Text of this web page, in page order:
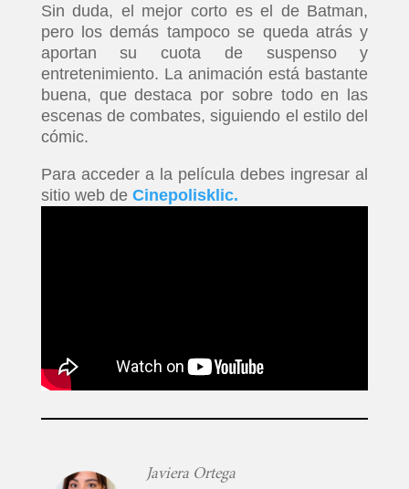
Sin duda, el mejor corto es el de Batman,
pero los demás tampoco se queda atrás y
aportan su cuota de suspenso y
entretenimiento. La animación está bastante
buena, que destaca por sobre todo en las
escenas de combates, siguiendo el estilo del
cómic.
Para acceder a la película debes ingresar al
sitio web de Cinepolisklic.
Javiera Ortega